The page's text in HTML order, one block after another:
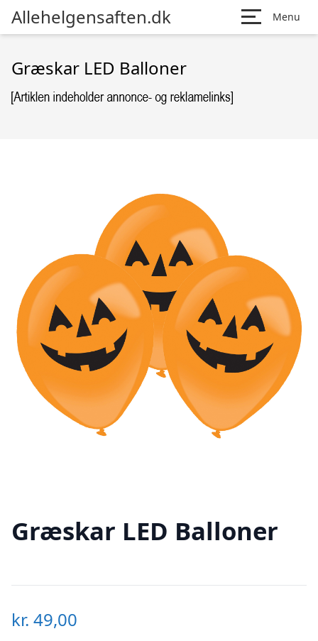
Allehelgensaften.dk Menu
Græskar LED Balloner
Græskar LED Balloner
kr. 49,00